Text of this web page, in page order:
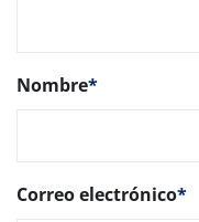
Nombre*
Correo electrónico*